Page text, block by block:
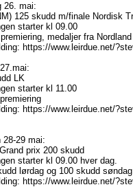
26. mai:
125 skudd m/finale Nordisk
starter kl 09.00
medaljer fra
https://www.leirdue.net/
LK
starter kl 11.00
https://www.leirdue.net/
28-29 mai:
prix 200 skudd
starter kl 09.00 hver dag.
lørdag og 100 skudd
https://www.leirdue.net/